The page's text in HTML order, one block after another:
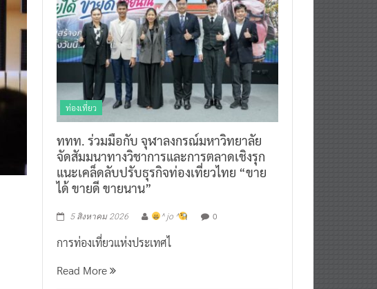
ท่องเที่ยว
ททท. ร่วมมือกับ จุฬาลงกรณ์มหาวิทยาลัย
จัดสัมมนาทางวิชาการและการตลาดเชิงรุก
แนะเคล็ดลับปรับธุรกิจท่องเที่ยวไทย “ขาย
ได้ ขายดี ขายนาน”
5 สิงหาคม 2026 ^ jo ^ 0
การท่องเที่ยวแห่งประเทศไ
Read More